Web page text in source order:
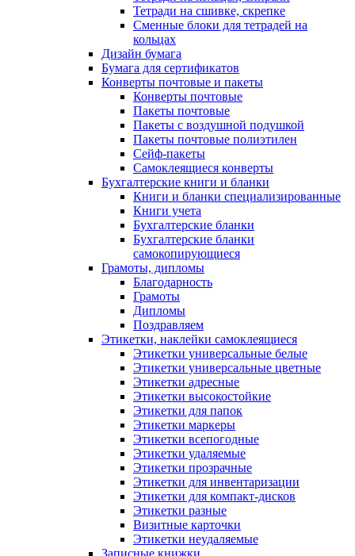
Тетради на сшивке, скрепке
Сменные блоки для тетрадей на
кольцах
Дизайн бумага
Бумага для сертификатов
Конверты почтовые и пакеты
Конверты почтовые
Пакеты почтовые
Пакеты с воздушной подушкой
Пакеты почтовые полиэтилен
Сейф-пакеты
Самоклеящиеся конверты
Бухгалтерские книги и бланки
Книги и бланки специализированные
Книги учета
Бухгалтерские бланки
Бухгалтерские бланки
самокопирующиеся
Грамоты, дипломы
Благодарность
Грамоты
Дипломы
Поздравляем
Этикетки, наклейки самоклеящиеся
Этикетки универсальные белые
Этикетки универсальные цветные
Этикетки адресные
Этикетки высокостойкие
Этикетки для папок
Этикетки маркеры
Этикетки всепогодные
Этикетки удаляемые
Этикетки прозрачные
Этикетки для инвентаризации
Этикетки для компакт-дисков
Этикетки разные
Визитные карточки
Этикетки неудаляемые